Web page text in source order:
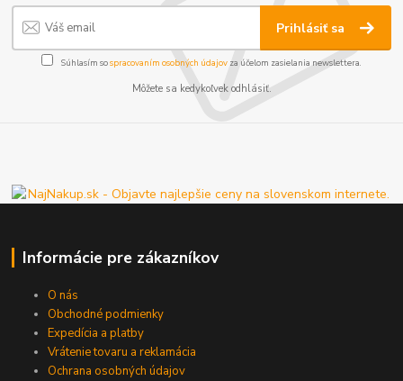
Prihlásiť sa
Súhlasím sospracovaním osobných údajov za účelom zasielania newslettera.
Môžete sa kedykoľvek odhlásiť.
Informácie pre zákazníkov
O nás
Obchodné podmienky
Expedícia a platby
Vrátenie tovaru a reklamácia
Ochrana osobných údajov